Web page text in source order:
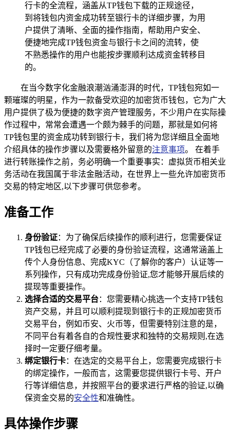
行卡的全流程，涵盖从TP钱包下载的正规途径，
到将钱包内资金成功转至银行卡的详细步骤，为用
户提供了清晰、全面的操作指南，帮助用户安全、
便捷地完成TP钱包资金与银行卡之间的流转，使
不熟悉操作的用户也能按步骤顺利达成资金转移目
的。
在当今数字化金融浪潮汹涌澎湃的时代，TP钱包宛如一
颗璀璨的明星，作为一款备受欢迎的加密货币钱包，它为广大
用户提供了极为便捷的数字资产管理服务，不少用户在实际操
作过程中，常常会遭遇一个颇为棘手的问题，那就是如何将
TP钱包里的资金成功转到银行卡，我们将为您详细且全面地
介绍具体的操作步骤以及需要格外留意的注意事项。 在着手
进行转账操作之前，务必明确一个重要事实：虚拟货币相关业
务活动在我国属于非法金融活动，在世界上一些允许加密货币
交易的特定地区,以下步骤可供您参考。
准备工作
身份验证：为了确保后续操作的顺利进行，您需要保证
TP钱包已经完成了必要的身份验证流程，这通常涵盖上
传个人身份信息、完成KYC（了解你的客户）认证等一
系列操作，只有成功完成身份验证,您才能够开展后续的
提现等重要操作。
选择合适的交易平台：您需要精心挑选一个支持TP钱包
资产交易，并且可以顺利提现到银行卡的正规加密货币
交易平台，例如币安、火币等，但需要特别注意的是，
不同平台有着各自的合规性要求和独特的交易规则,在选
择时一定要仔细考量。
绑定银行卡：在选定的交易平台上，您需要完成银行卡
的绑定操作，一般而言，这需要您提供银行卡号、开户
行等详细信息，并按照平台的要求进行严格的验证,以确
保资金交易的安全性和准确性。
具体操作步骤